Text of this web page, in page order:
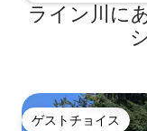
ライン川に
ゲストチョイス